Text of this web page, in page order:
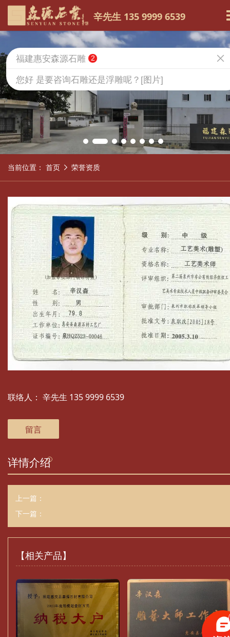
辛先生 135 9999 6539
当前位置： 首页 荣誉资质
联络人： 辛先生 135 9999 6539
留言
详情介绍
上一篇：
下一篇：
【相关产品】
福建惠安森源石雕 2
您好 是要咨询石雕还是浮雕呢？[图片]